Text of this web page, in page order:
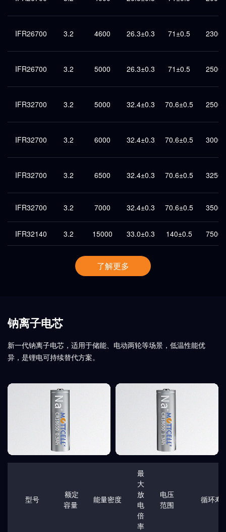
IFR26700 3.2 4600 26.3±0.3 71±0.5 2300
IFR26700 3.2 5000 26.3±0.3 71±0.5 2500
IFR32700 3.2 5000 32.4±0.3 70.6±0.5 2500
IFR32700 3.2 6000 32.4±0.3 70.6±0.5 3000
IFR32700 3.2 6500 32.4±0.3 70.6±0.5 3250
IFR32700 3.2 7000 32.4±0.3 70.6±0.5 3500
IFR32140 3.2 15000 33.0±0.3 140±0.5 7500
了解更多
钠离子电芯
新一代钠离子电芯，适用于储能、电动两轮等场景，低温性能优
异，是锂电可持续替代方案。
型号
额定
容量
能量密度
最
大
放
电
倍
率
电压
范围
循环寿